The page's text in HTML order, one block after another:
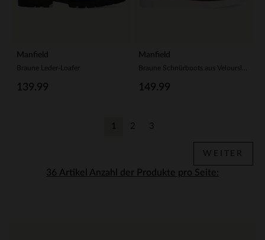
Manfield
Braune Leder-Loafer
139.99
Manfield
149.99
Anzahl der Produkte pro Seite:
1 2 3
WEITER